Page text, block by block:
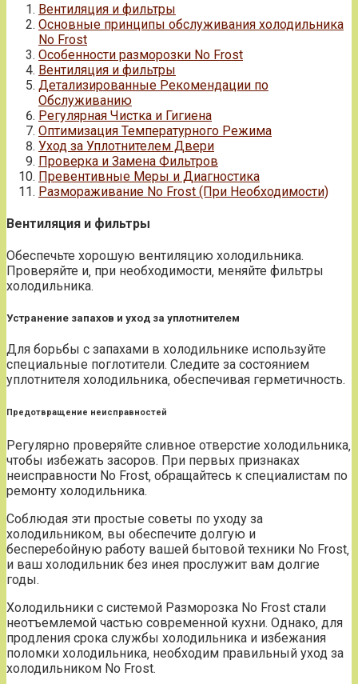
Вентиляция и фильтры
Основные принципы обслуживания холодильника
No Frost
Особенности разморозки No Frost
Вентиляция и фильтры
Детализированные Рекомендации по
Обслуживанию
Регулярная Чистка и Гигиена
Оптимизация Температурного Режима
Уход за Уплотнителем Двери
Проверка и Замена Фильтров
Превентивные Меры и Диагностика
Размораживание No Frost (При Необходимости)
Вентиляция и фильтры
Обеспечьте хорошую вентиляцию холодильника.
Проверяйте и‚ при необходимости‚ меняйте фильтры
холодильника.
Устранение запахов и уход за уплотнителем
Для борьбы с запахами в холодильнике используйте
специальные поглотители. Следите за состоянием
уплотнителя холодильника‚ обеспечивая герметичность.
Предотвращение неисправностей
Регулярно проверяйте сливное отверстие холодильника‚
чтобы избежать засоров. При первых признаках
неисправности No Frost‚ обращайтесь к специалистам по
ремонту холодильника.
Соблюдая эти простые советы по уходу за
холодильником‚ вы обеспечите долгую и
бесперебойную работу вашей бытовой техники No Frost‚
и ваш холодильник без инея прослужит вам долгие
годы.
Холодильники с системой Разморозка No Frost стали
неотъемлемой частью современной кухни. Однако‚ для
продления срока службы холодильника и избежания
поломки холодильника‚ необходим правильный уход за
холодильником No Frost.